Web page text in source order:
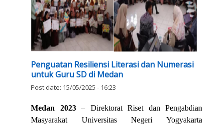
Penguatan Resiliensi Literasi dan Numerasi
untuk Guru SD di Medan
Post date: 15/05/2025 - 16:23
Medan 2023 – Direktorat Riset dan Pengabdian
Masyarakat Universitas Negeri Yogyakarta